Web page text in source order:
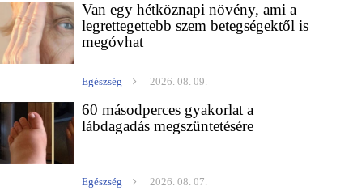
Van egy hétköznapi növény, ami a
legrettegettebb szem betegségektől is
megóvhat
Egészség 2026. 08. 09.
60 másodperces gyakorlat a
lábdagadás megszüntetésére
Egészség 2026. 08. 07.